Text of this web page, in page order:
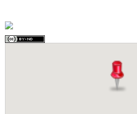
primary